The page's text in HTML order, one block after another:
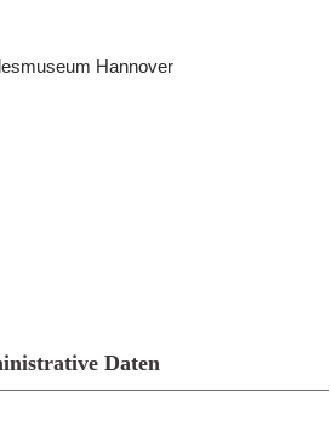
Hannover
Daten